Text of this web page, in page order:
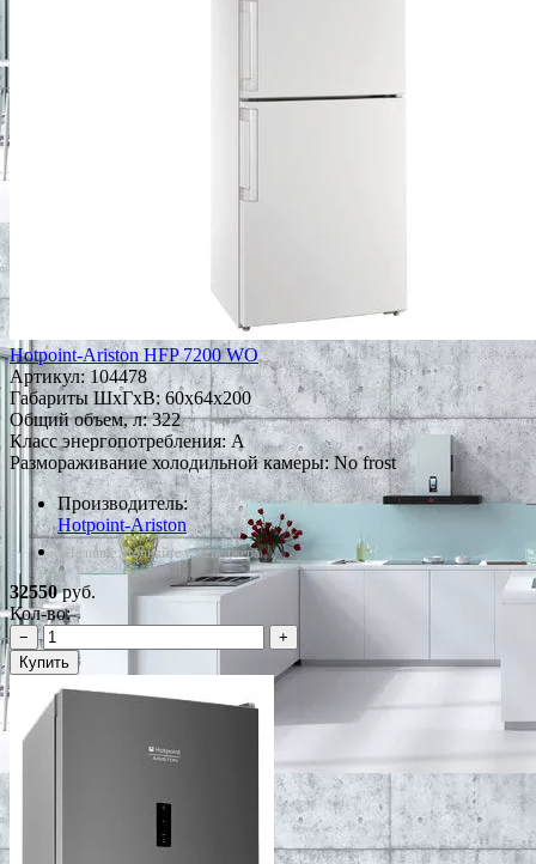
Hotpoint-Ariston HFP 7200 WO
Артикул:104478
Габариты ШxГxВ: 60x64x200
Общий объем, л: 322
Класс энергопотребления: A
Размораживание холодильной камеры: No frost
Производитель:
Hotpoint-Ariston
*Наличие уточняйте у менеджера
32550руб.
Кол-во:
−
+
Купить